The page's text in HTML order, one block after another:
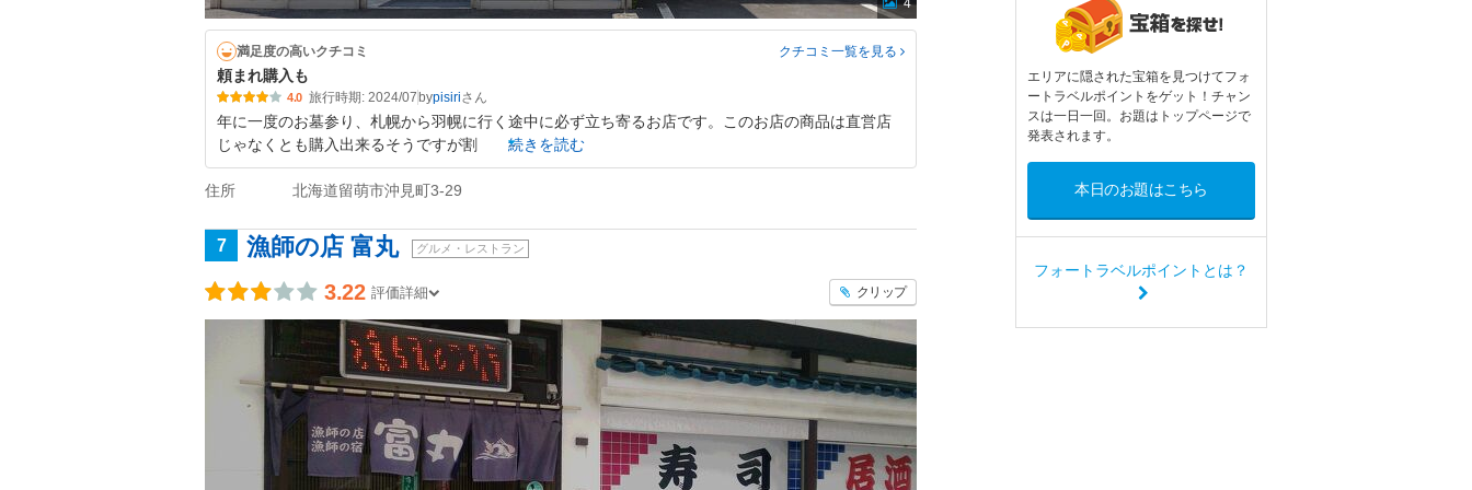
4
満足度の高いクチコミ クチコミ一覧を見る
頼まれ購入も
4.0 旅行時期: 2024/07 bypisiri
年に一度のお墓参り、札幌から羽幌に行く途中に必ず立ち寄るお店です。このお店の商品は直営店
じゃなくとも購入出来るそうですが割
続きを読む
住所 北海道留萌市沖見町3-29
7 漁師の店 富丸 グルメ・レストラン
3.22 評価詳細 クリップ
エリアに隠された宝箱を見つけてフォ
ートラベルポイントをゲット！チャン
スは一日一回。お題はトップページで
発表されます。
本日のお題はこちら
フォートラベルポイントとは？